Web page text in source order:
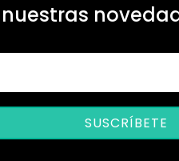
nuestras
SUSCRÍBETE